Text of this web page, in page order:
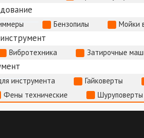
Бензопилы Мойки
Вибротехника Затирочные
инструмента
Гайковерты
Фены технические